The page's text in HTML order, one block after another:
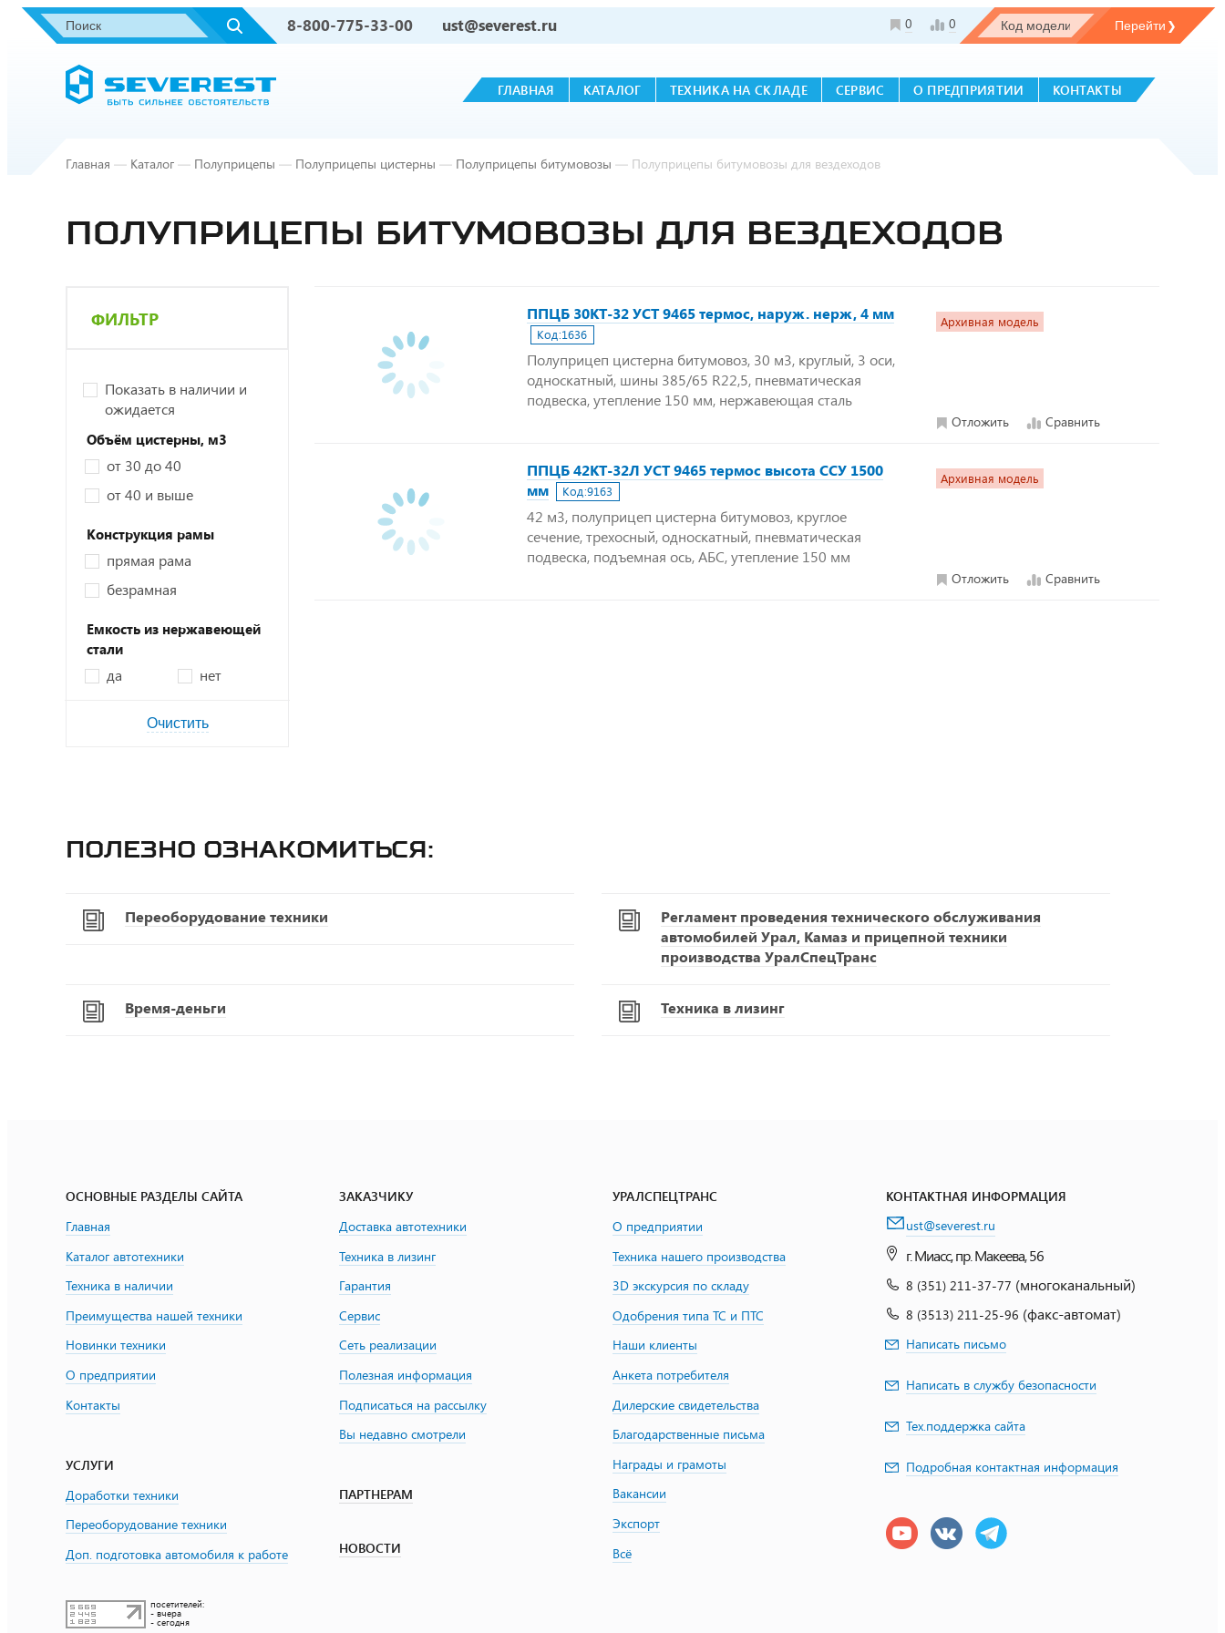
8-800-775-33-00 ust@severest.ru 0 0
ГЛАВНАЯ КАТАЛОГ ТЕХНИКА НА СКЛАДЕ СЕРВИС О ПРЕДПРИЯТИИ КОНТАКТЫ
Главная — Каталог — Полуприцепы — Полуприцепы цистерны — Полуприцепы битумовозы — Полуприцепы битумовозы для вездеходов
ПОЛУПРИЦЕПЫ БИТУМОВОЗЫ ДЛЯ ВЕЗДЕХОДОВ
ФИЛЬТР
Показать в наличии и
ожидается
Объём цистерны, м3
от 30 до 40
от 40 и выше
Конструкция рамы
прямая рама
безрамная
Емкость из нержавеющей
стали
да нет
ППЦБ 30КТ-32 УСТ 9465 термос, наруж. нерж, 4 мм
Код:1636
Полуприцеп цистерна битумовоз, 30 м3, круглый, 3 оси,
односкатный, шины 385/65 R22,5, пневматическая
подвеска, утепление 150 мм, нержавеющая сталь
Архивная модель
Отложить Сравнить
ППЦБ 42КТ-32Л УСТ 9465 термос высота ССУ 1500
мм
Код:9163
42 м3, полуприцеп цистерна битумовоз, круглое
сечение, трехосный, односкатный, пневматическая
подвеска, подъемная ось, АБС, утепление 150 мм
Архивная модель
Отложить Сравнить
Полезно ознакомиться:
Переоборудование техники
Регламент проведения технического обслуживания
автомобилей Урал, Камаз и прицепной техники
производства УралСпецТранс
Время-деньги Техника в лизинг
ОСНОВНЫЕ РАЗДЕЛЫ САЙТА
Главная
Каталог автотехники
Техника в наличии
Преимущества нашей техники
Новинки техники
О предприятии
Контакты
УСЛУГИ
Доработки техники
Переоборудование техники
Доп. подготовка автомобиля к работе
посетителей:
- вчера
- сегодня
ЗАКАЗЧИКУ
Доставка автотехники
Техника в лизинг
Гарантия
Сервис
Сеть реализации
Полезная информация
Подписаться на рассылку
Вы недавно смотрели
ПАРТНЕРАМ
НОВОСТИ
УРАЛСПЕЦТРАНС
О предприятии
Техника нашего производства
3D экскурсия по складу
Одобрения типа ТС и ПТС
Наши клиенты
Анкета потребителя
Дилерские свидетельства
Благодарственные письма
Награды и грамоты
Вакансии
Экспорт
Всё
КОНТАКТНАЯ ИНФОРМАЦИЯ
ust@severest.ru
г. Миасс, пр. Макеева, 56
8 (351) 211-37-77 (многоканальный)
8 (3513) 211-25-96 (факс-автомат)
Написать письмо
Написать в службу безопасности
Тех.поддержка сайта
Подробная контактная информация